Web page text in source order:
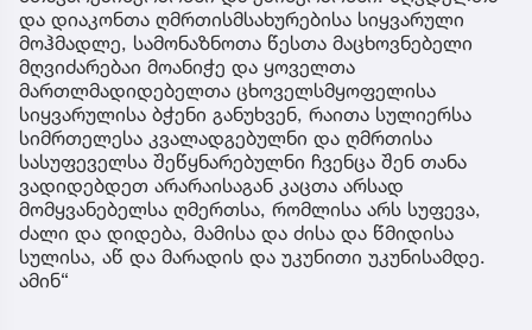
და დიაკონთა ღმრთისმსახურებისა სიყვარული
მოჰმადლე, სამონაზნოთა წესთა მაცხოვნებელი
მღვიძარებაი მოანიჭე და ყოველთა
მართლმადიდებელთა ცხოველსმყოფელისა
სიყვარულისა ბჭენი განუხვენ, რაითა სულიერსა
სიმრთელესა კვალადგებულნი და ღმრთისა
სასუფეველსა შეწყნარებულნი ჩვენცა შენ თანა
ვადიდებდეთ არარაისაგან კაცთა არსად
მომყვანებელსა ღმერთსა, რომლისა არს სუფევა,
ძალი და დიდება, მამისა და ძისა და წმიდისა
სულისა, აწ და მარადის და უკუნითი უკუნისამდე.
ამინ“